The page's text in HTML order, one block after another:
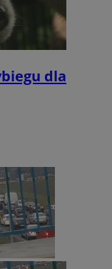
dla